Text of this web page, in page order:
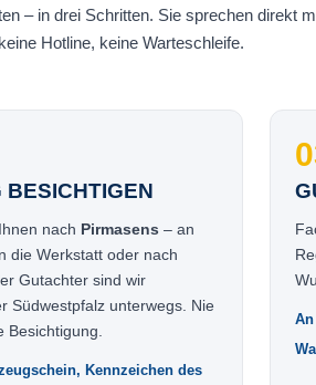
– in drei Schritten. Sie sprechen direkt
Hotline, keine Warteschleife.
BESICHTIGEN
nach Pirmasens – an
die Werkstatt oder nach
Gutachter sind wir
Südwestpfalz unterwegs. Nie
Besichtigung.
Kennzeichen des